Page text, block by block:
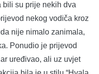
bili su prije nekih dva
nekog vodiča kroz
nije nimalo zanimala,
Ponudio je prijevod
uređivao, ali uz uvjet